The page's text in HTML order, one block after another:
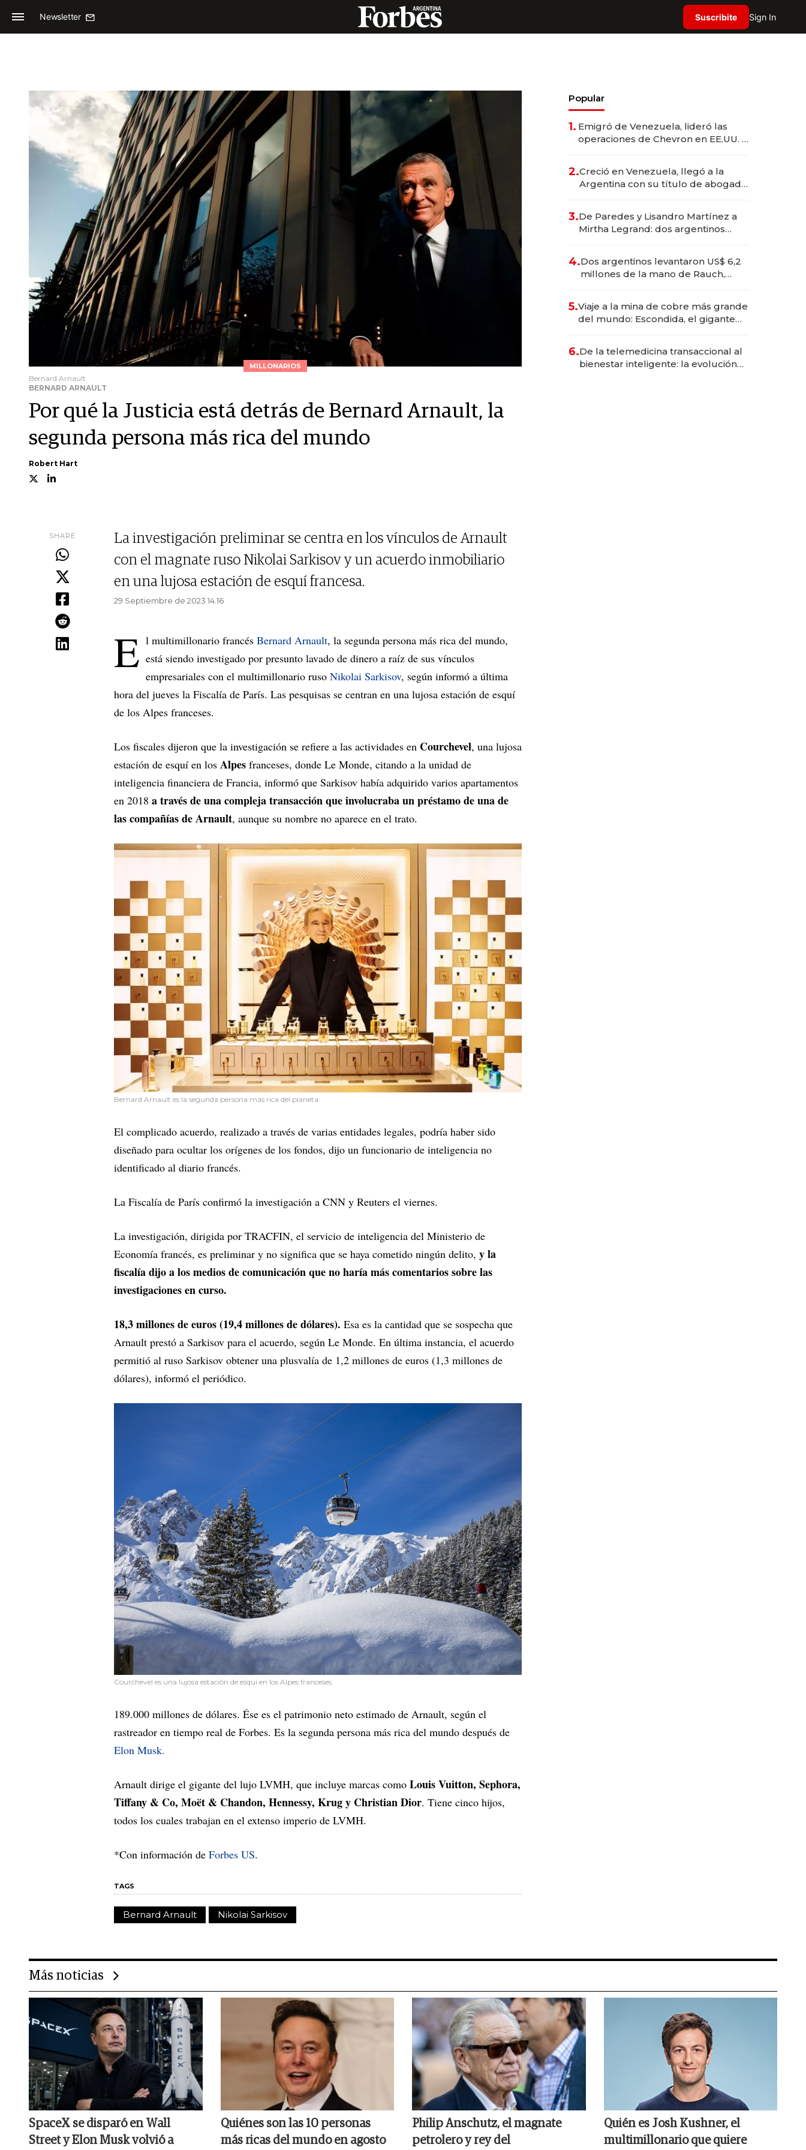
Newsletter Suscribite Sign In
MILLONARIOS
Bernard Arnault
BERNARD ARNAULT
Por qué la Justicia está detrás de Bernard Arnault, la
segunda persona más rica del mundo
Robert Hart
SHARE
La investigación preliminar se centra en los vínculos de Arnault
con el magnate ruso Nikolai Sarkisov y un acuerdo inmobiliario
en una lujosa estación de esquí francesa.
29 Septiembre de 2023 14.16
E l multimillonario francés Bernard Arnault, la segunda persona más rica del mundo,
está siendo investigado por presunto lavado de dinero a raíz de sus vínculos
empresariales con el multimillonario ruso Nikolai Sarkisov, según informó a última
hora del jueves la Fiscalía de París. Las pesquisas se centran en una lujosa estación de esquí
de los Alpes franceses.
Los fiscales dijeron que la investigación se refiere a las actividades en Courchevel, una lujosa
estación de esquí en los Alpes franceses, donde Le Monde, citando a la unidad de
inteligencia financiera de Francia, informó que Sarkisov había adquirido varios apartamentos
en 2018 a través de una compleja transacción que involucraba un préstamo de una de
las compañías de Arnault, aunque su nombre no aparece en el trato.
Bernard Arnault es la segunda persona más rica del planeta.
El complicado acuerdo, realizado a través de varias entidades legales, podría haber sido
diseñado para ocultar los orígenes de los fondos, dijo un funcionario de inteligencia no
identificado al diario francés.
La Fiscalía de París confirmó la investigación a CNN y Reuters el viernes.
La investigación, dirigida por TRACFIN, el servicio de inteligencia del Ministerio de
Economía francés, es preliminar y no significa que se haya cometido ningún delito, y la
fiscalía dijo a los medios de comunicación que no haría más comentarios sobre las
investigaciones en curso.
18,3 millones de euros (19,4 millones de dólares). Esa es la cantidad que se sospecha que
Arnault prestó a Sarkisov para el acuerdo, según Le Monde. En última instancia, el acuerdo
permitió al ruso Sarkisov obtener una plusvalía de 1,2 millones de euros (1,3 millones de
dólares), informó el periódico.
Courchevel es una lujosa estación de esquí en los Alpes franceses.
189.000 millones de dólares. Ése es el patrimonio neto estimado de Arnault, según el
rastreador en tiempo real de Forbes. Es la segunda persona más rica del mundo después de
Elon Musk.
Arnault dirige el gigante del lujo LVMH, que incluye marcas como Louis Vuitton, Sephora,
Tiffany & Co, Moët & Chandon, Hennessy, Krug y Christian Dior. Tiene cinco hijos,
todos los cuales trabajan en el extenso imperio de LVMH.
*Con información de Forbes US.
TAGS
Bernard Arnault Nikolai Sarkisov
Popular
1. Emigró de Venezuela, lideró las
operaciones de Chevron en EE.UU. y
2.Creció en Venezuela, llegó a la
Argentina con su título de abogado
marcas "fast premium"
3.De Paredes y Lisandro Martínez a
Mirtha Legrand: dos argentinos
deportivo y el cuidado corporal
4.Dos argentinos levantaron US$ 6,2
millones de la mano de Rauch,
5.Viaje a la mina de cobre más grande
del mundo: Escondida, el gigante
6.De la telemedicina transaccional al
bienestar inteligente: la evolución
Más noticias
SpaceX se disparó en Wall
Street y Elon Musk volvió a
Quiénes son las 10 personas
más ricas del mundo en agosto
Philip Anschutz, el magnate
petrolero y rey del
Quién es Josh Kushner, el
multimillonario que quiere